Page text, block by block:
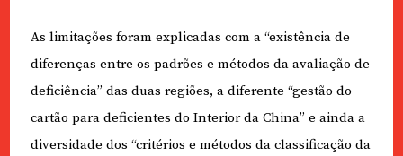
As limitações foram explicadas com a “existência de
diferenças entre os padrões e métodos da avaliação de
deficiência” das duas regiões, a diferente “gestão do
cartão para deficientes do Interior da China” e ainda a
diversidade dos “critérios e métodos da classificação da